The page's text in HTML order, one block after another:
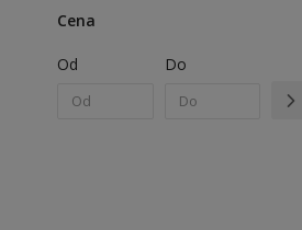
Cena
Od Do